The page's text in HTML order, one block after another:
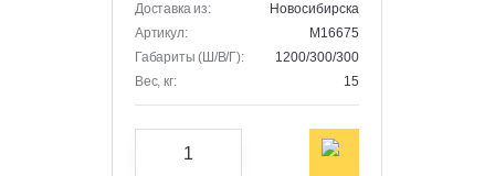
Доставка из:
Новосибирска
Артикул:
M16675
Габариты (Ш/В/Г):
1200/300/300
Вес, кг:
15